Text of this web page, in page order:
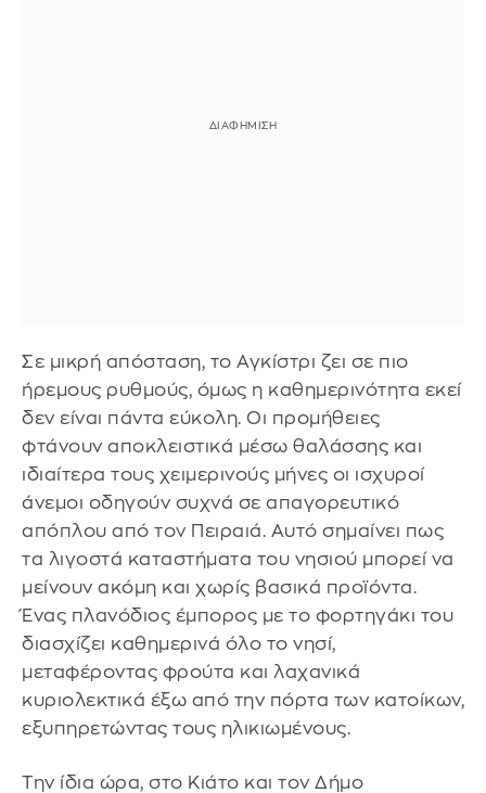
Σε μικρή απόσταση, το Αγκίστρι ζει σε πιο
ήρεμους ρυθμούς, όμως η καθημερινότητα εκεί
δεν είναι πάντα εύκολη. Οι προμήθειες
φτάνουν αποκλειστικά μέσω θαλάσσης και
ιδιαίτερα τους χειμερινούς μήνες οι ισχυροί
άνεμοι οδηγούν συχνά σε απαγορευτικό
απόπλου από τον Πειραιά. Αυτό σημαίνει πως
τα λιγοστά καταστήματα του νησιού μπορεί να
μείνουν ακόμη και χωρίς βασικά προϊόντα.
Ένας πλανόδιος έμπορος με το φορτηγάκι του
διασχίζει καθημερινά όλο το νησί,
μεταφέροντας φρούτα και λαχανικά
κυριολεκτικά έξω από την πόρτα των κατοίκων,
εξυπηρετώντας τους ηλικιωμένους.
Την ίδια ώρα, στο Κιάτο και τον Δήμο